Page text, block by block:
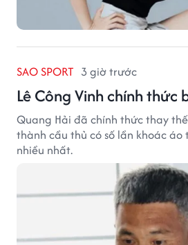
SAO SPORT 3 giờ trước
Lê Công Vinh chính thức
Quang Hải đã chính thức thay
thành cầu thủ có số lần khoác áo
nhiều nhất.